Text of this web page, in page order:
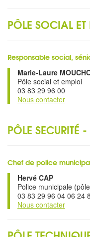
PÔLE SOCIAL
Responsable social,
Marie-Laure
Pôle social et emploi
03 83 29 96 00
Nous contacter
PÔLE SECURITÉ
Chef de police
Hervé CAP
Police municipale
03 83 29 96 04 06 24
Nous contacter